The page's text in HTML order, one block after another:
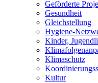
Geförderte
Gesundheit
Gleichstellung
Hygiene-
Kinder,
Klimaschutz
Kultur